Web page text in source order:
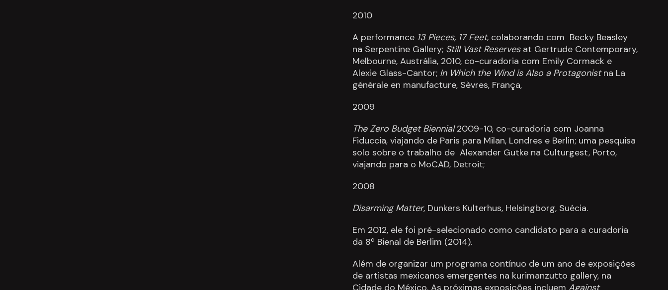
2010
A performance 13 Pieces, 17 Feet, colaborando com Becky Beasley
na Serpentine Gallery; Still Vast Reservesat Gertrude Contemporary,
Melbourne, Austrália, 2010, co-curadoria com Emily Cormack e
Alexie Glass-Cantor; In Which the Wind is Also a Protagonistna La
générale en manufacture, Sèvres, França,
2009
The Zero Budget Biennial2009-10, co-curadoria com Joanna
Fiduccia, viajando de Paris para Milan, Londres e Berlin; uma pesquisa
solo sobre o trabalho de Alexander Gutke na Culturgest, Porto,
viajando para o MoCAD, Detroit;
2008
Disarming Matter, Dunkers Kulterhus, Helsingborg, Suécia.
Em 2012, ele foi pré-selecionado como candidato para a curadoria
da 8ª Bienal de Berlim (2014).
Além de organizar um programa contínuo de um ano de exposições
de artistas mexicanos emergentes na kurimanzutto gallery, na
Cidade do México. As próximas exposições incluem Against